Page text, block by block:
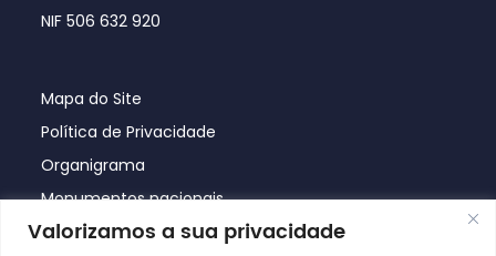
Valorizamos a sua privacidade
NIF 506 632 920
Mapa do Site
Política de Privacidade
Organigrama
Monumentos nacionais